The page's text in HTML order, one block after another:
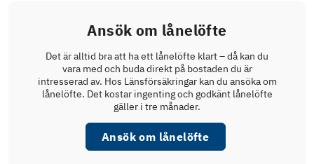
Ansök om lånelöfte
Det är alltid bra att ha ett lånelöfte klart – då kan du
vara med och buda direkt på bostaden du är
intresserad av. Hos Länsförsäkringar kan du ansöka om
lånelöfte. Det kostar ingenting och godkänt lånelöfte
gäller i tre månader.
Ansök om lånelöfte